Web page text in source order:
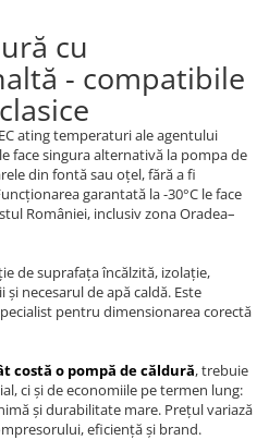
cu
- compatibile
ating temperaturi ale agentului
face singura alternativă la pompa de
din fontă sau oțel, fără a fi
garantată la -30°C le face
României, inclusiv zona Oradea–
de suprafața încălzită, izolație,
necesarul de apă caldă. Este
pentru dimensionarea corectă
costă o pompă de căldură, trebuie
ci și de economiile pe termen lung:
și durabilitate mare. Prețul variază
eficiență și brand.